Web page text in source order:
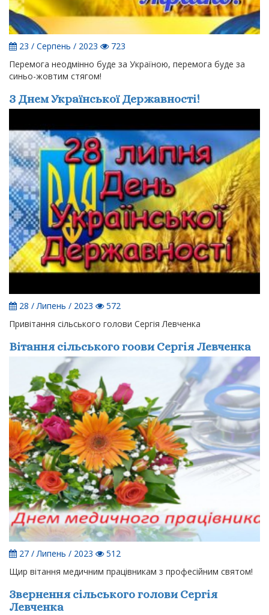
23 / Серпень / 2023
723
Перемога неодмінно буде за Україною, перемога буде за
синьо-жовтим стягом!
З Днем Української Державності!
28 / Липень / 2023
572
Привітання сільського голови Сергія Левченка
Вітання сільського гоови Сергія Левченка
27 / Липень / 2023
512
Щир вітання медичним працівникам з професійним святом!
Звернення сільського голови Сергія
Левченка